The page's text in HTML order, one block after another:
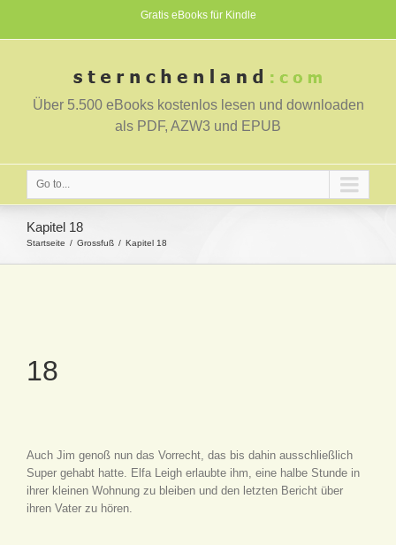
Gratis eBooks für Kindle
Über 5.500 eBooks kostenlos lesen und downloaden
als PDF, AZW3 und EPUB
Go to...
Kapitel 18
Startseite Grossfuß Kapitel 18
18
Auch Jim genoß nun das Vorrecht, das bis dahin ausschließlich
Super gehabt hatte. Elfa Leigh erlaubte ihm, eine halbe Stunde in
ihrer kleinen Wohnung zu bleiben und den letzten Bericht über
ihren Vater zu hören.